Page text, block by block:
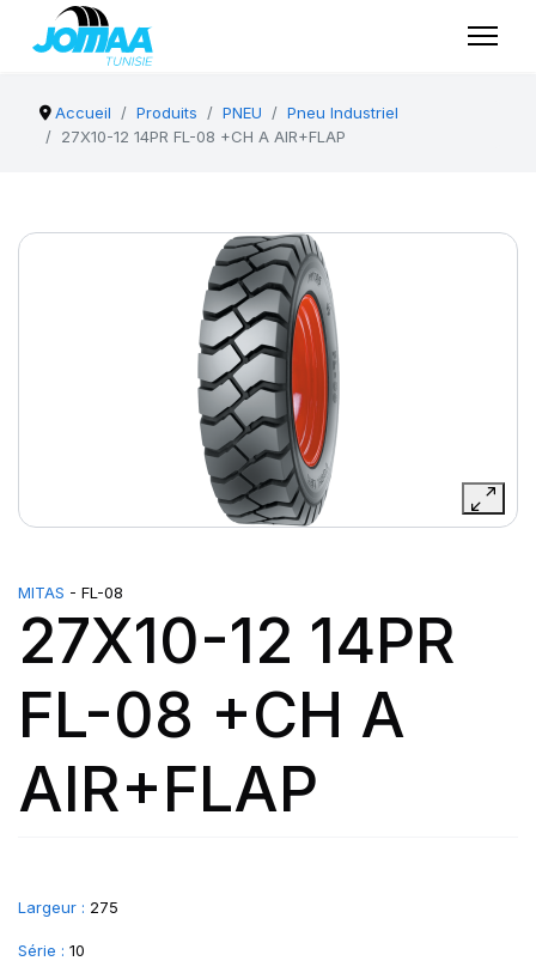
Accueil Produits PNEU
Pneu Industriel
27X10-12 14PR FL-08 +CH A AIR+FLAP
MITAS - FL-08
27X10-12 14PR
FL-08 +CH A
AIR+FLAP
Largeur : 275
Série : 10